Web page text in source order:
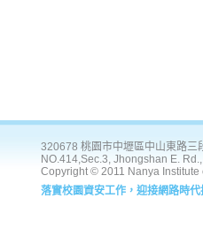
320678 桃園市中壢區中山東路
NO.414,Sec.3, Jhongshan E.
Copyright © 2011 Nanya Institute
落實校園資安工作，迎接網路